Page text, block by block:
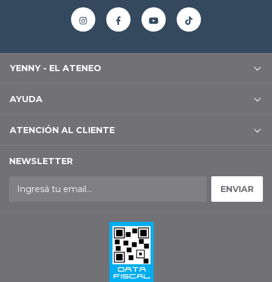
YENNY - EL ATENEO
AYUDA
ATENCIÓN AL CLIENTE
NEWSLETTER